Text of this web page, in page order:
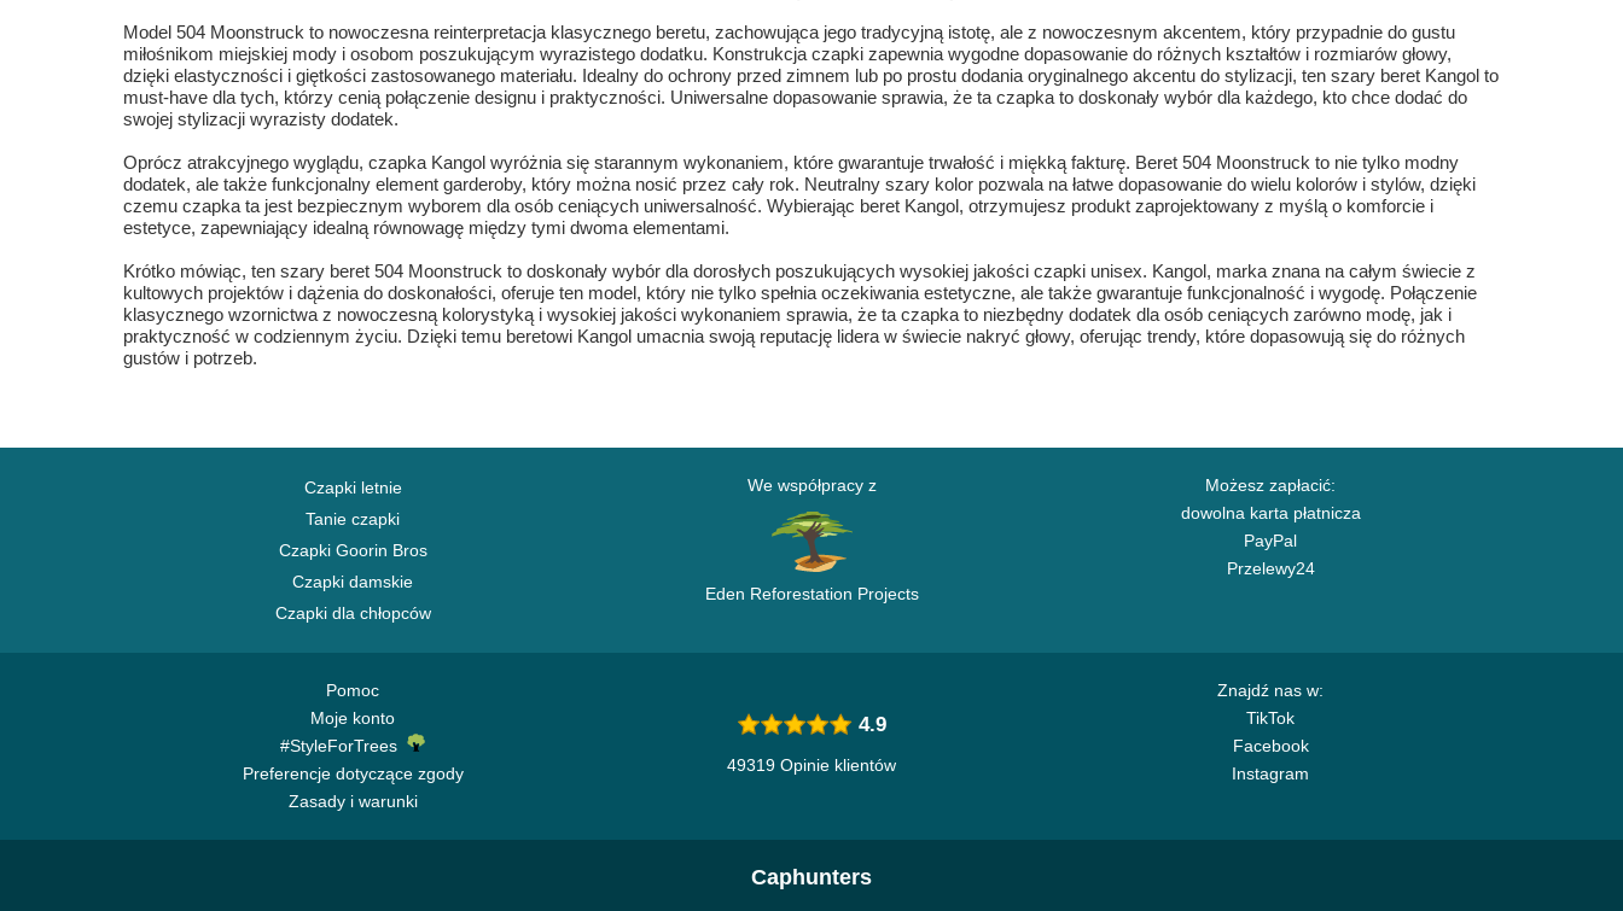
Model 504 Moonstruck to nowoczesna reinterpretacja klasycznego beretu, zachowująca jego tradycyjną istotę, ale z nowoczesnym akcentem, który przypadnie do gustu
miłośnikom miejskiej mody i osobom poszukującym wyrazistego dodatku. Konstrukcja czapki zapewnia wygodne dopasowanie do różnych kształtów i rozmiarów głowy,
dzięki elastyczności i giętkości zastosowanego materiału. Idealny do ochrony przed zimnem lub po prostu dodania oryginalnego akcentu do stylizacji, ten szary beret Kangol to
must-have dla tych, którzy cenią połączenie designu i praktyczności. Uniwersalne dopasowanie sprawia, że ta czapka to doskonały wybór dla każdego, kto chce dodać do
swojej stylizacji wyrazisty dodatek.
Oprócz atrakcyjnego wyglądu, czapka Kangol wyróżnia się starannym wykonaniem, które gwarantuje trwałość i miękką fakturę. Beret 504 Moonstruck to nie tylko modny
dodatek, ale także funkcjonalny element garderoby, który można nosić przez cały rok. Neutralny szary kolor pozwala na łatwe dopasowanie do wielu kolorów i stylów, dzięki
czemu czapka ta jest bezpiecznym wyborem dla osób ceniących uniwersalność. Wybierając beret Kangol, otrzymujesz produkt zaprojektowany z myślą o komforcie i
estetyce, zapewniający idealną równowagę między tymi dwoma elementami.
Krótko mówiąc, ten szary beret 504 Moonstruck to doskonały wybór dla dorosłych poszukujących wysokiej jakości czapki unisex. Kangol, marka znana na całym świecie z
kultowych projektów i dążenia do doskonałości, oferuje ten model, który nie tylko spełnia oczekiwania estetyczne, ale także gwarantuje funkcjonalność i wygodę. Połączenie
klasycznego wzornictwa z nowoczesną kolorystyką i wysokiej jakości wykonaniem sprawia, że ta czapka to niezbędny dodatek dla osób ceniących zarówno modę, jak i
praktyczność w codziennym życiu. Dzięki temu beretowi Kangol umacnia swoją reputację lidera w świecie nakryć głowy, oferując trendy, które dopasowują się do różnych
gustów i potrzeb.
Czapki letnie
Tanie czapki
Czapki Goorin Bros
Czapki damskie
Czapki dla chłopców
We współpracy z
Eden Reforestation Projects
Możesz zapłacić:
dowolna karta płatnicza
PayPal
Przelewy24
Pomoc
Moje konto
#StyleForTrees
Preferencje dotyczące zgody
Zasady i warunki
Znajdź nas w:
TikTok
Facebook
Instagram
4.9
49319 Opinie klientów
Caphunters